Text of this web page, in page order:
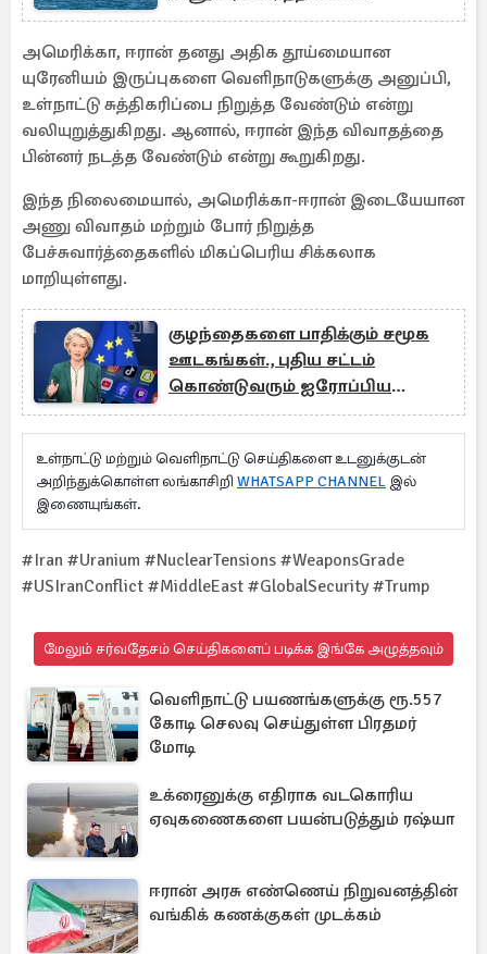
அமெரிக்கா, ஈரான் தனது அதிக தூய்மையான
யுரேனியம் இருப்புகளை வெளிநாடுகளுக்கு அனுப்பி,
உள்நாட்டு சுத்திகரிப்பை நிறுத்த வேண்டும் என்று
வலியுறுத்துகிறது. ஆனால், ஈரான் இந்த விவாதத்தை
பின்னர் நடத்த வேண்டும் என்று கூறுகிறது.
இந்த நிலைமையால், அமெரிக்கா-ஈரான் இடையேயான
அணு விவாதம் மற்றும் போர் நிறுத்த
பேச்சுவார்த்தைகளில் மிகப்பெரிய சிக்கலாக
மாறியுள்ளது.
குழந்தைகளை பாதிக்கும் சமூக
ஊடகங்கள்., புதிய சட்டம்
கொண்டுவரும் ஐரோப்பிய
ஒன்றியம்
உள்நாட்டு மற்றும் வெளிநாட்டு செய்திகளை உடனுக்குடன்
அறிந்துக்கொள்ள லங்காசிறி WHATSAPP CHANNEL இல்
இணையுங்கள்.
#Iran #Uranium #NuclearTensions #WeaponsGrade
#USIranConflict #MiddleEast #GlobalSecurity #Trump
மேலும் சர்வதேசம் செய்திகளைப் படிக்க இங்கே அழுத்தவும்
வெளிநாட்டு பயணங்களுக்கு ரூ.557
கோடி செலவு செய்துள்ள பிரதமர்
மோடி
உக்ரைனுக்கு எதிராக வடகொரிய
ஏவுகணைகளை பயன்படுத்தும் ரஷ்யா
ஈரான் அரசு எண்ணெய் நிறுவனத்தின்
வங்கிக் கணக்குகள் முடக்கம்